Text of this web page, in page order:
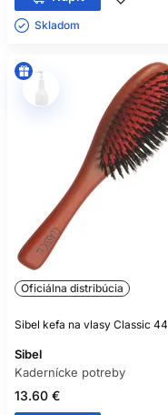
Skladom ㅤ
Oficiálna distribúcia
Sibel kefa na vlasy Classic 44
Sibel
Kadernícke potreby
13.60 €